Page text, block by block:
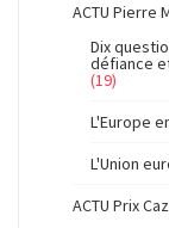
ACTU Pierre
Dix
défiance
(19)
L'Europe
L'Union
ACTU Prix